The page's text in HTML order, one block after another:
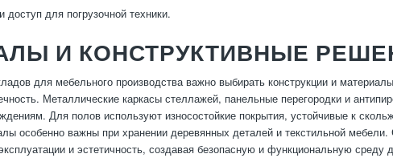
доступ для погрузочной техники.
И КОНСТРУКТИВНЫЕ
для мебельного производства важно выбирать конструкции и
Металлические каркасы стеллажей, панельные перегородки и
Для полов используют износостойкие покрытия, устойчивые к
особенно важны при хранении деревянных деталей и текстильной
и эстетичность, создавая безопасную и функциональную среду